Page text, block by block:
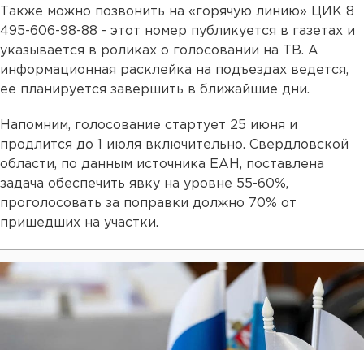
Также можно позвонить на «горячую линию» ЦИК 8
495-606-98-88 - этот номер публикуется в газетах и
указывается в роликах о голосовании на ТВ. А
информационная расклейка на подъездах ведется,
ее планируется завершить в ближайшие дни.
Напомним, голосование стартует 25 июня и
продлится до 1 июля включительно. Свердловской
области, по данным источника ЕАН, поставлена
задача обеспечить явку на уровне 55-60%,
проголосовать за поправки должно 70% от
пришедших на участки.